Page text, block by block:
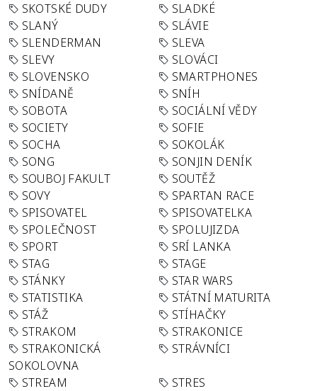
SKOTSKÉ DUDY
SLADKÉ
SLANÝ
SLÁVIE
SLENDERMAN
SLEVA
SLEVY
SLOVÁCI
SLOVENSKO
SMARTPHONES
SNÍDANĚ
SNÍH
SOBOTA
SOCIÁLNÍ VĚDY
SOCIETY
SOFIE
SOCHA
SOKOLÁK
SONG
SONJIN DENÍK
SOUBOJ FAKULT
SOUTĚŽ
SOVY
SPARTAN RACE
SPISOVATEL
SPISOVATELKA
SPOLEČNOST
SPOLUJIZDA
SPORT
SRÍ LANKA
STAG
STAGE
STÁNKY
STAR WARS
STATISTIKA
STÁTNÍ MATURITA
STÁŽ
STÍHAČKY
STRAKOM
STRAKONICE
STRAKONICKÁ
SOKOLOVNA
STRÁVNÍCI
STREAM
STRES